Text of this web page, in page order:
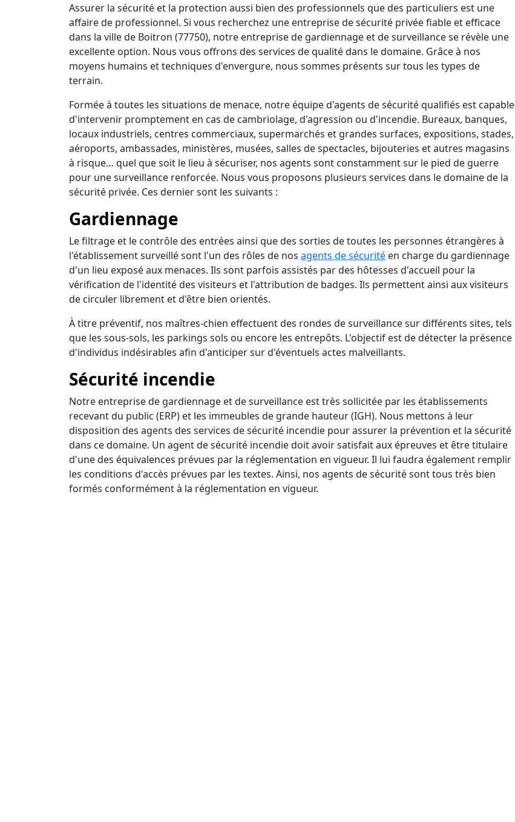
Assurer la sécurité et la protection aussi bien des professionnels que des particuliers est une
affaire de professionnel. Si vous recherchez une entreprise de sécurité privée fiable et efficace
dans la ville de Boitron (77750), notre entreprise de gardiennage et de surveillance se révèle une
excellente option. Nous vous offrons des services de qualité dans le domaine. Grâce à nos
moyens humains et techniques d'envergure, nous sommes présents sur tous les types de
terrain.
Formée à toutes les situations de menace, notre équipe d'agents de sécurité qualifiés est capable
d'intervenir promptement en cas de cambriolage, d'agression ou d'incendie. Bureaux, banques,
locaux industriels, centres commerciaux, supermarchés et grandes surfaces, expositions, stades,
aéroports, ambassades, ministères, musées, salles de spectacles, bijouteries et autres magasins
à risque… quel que soit le lieu à sécuriser, nos agents sont constamment sur le pied de guerre
pour une surveillance renforcée. Nous vous proposons plusieurs services dans le domaine de la
sécurité privée. Ces dernier sont les suivants :
Gardiennage
Le filtrage et le contrôle des entrées ainsi que des sorties de toutes les personnes étrangères à
l'établissement surveillé sont l'un des rôles de nos agents de sécurité en charge du gardiennage
d'un lieu exposé aux menaces. Ils sont parfois assistés par des hôtesses d'accueil pour la
vérification de l'identité des visiteurs et l'attribution de badges. Ils permettent ainsi aux visiteurs
de circuler librement et d'être bien orientés.
À titre préventif, nos maîtres-chien effectuent des rondes de surveillance sur différents sites, tels
que les sous-sols, les parkings sols ou encore les entrepôts. L'objectif est de détecter la présence
d'individus indésirables afin d'anticiper sur d'éventuels actes malveillants.
Sécurité incendie
Notre entreprise de gardiennage et de surveillance est très sollicitée par les établissements
recevant du public (ERP) et les immeubles de grande hauteur (IGH). Nous mettons à leur
disposition des agents des services de sécurité incendie pour assurer la prévention et la sécurité
dans ce domaine. Un agent de sécurité incendie doit avoir satisfait aux épreuves et être titulaire
d'une des équivalences prévues par la réglementation en vigueur. Il lui faudra également remplir
les conditions d'accès prévues par les textes. Ainsi, nos agents de sécurité sont tous très bien
formés conformément à la réglementation en vigueur.